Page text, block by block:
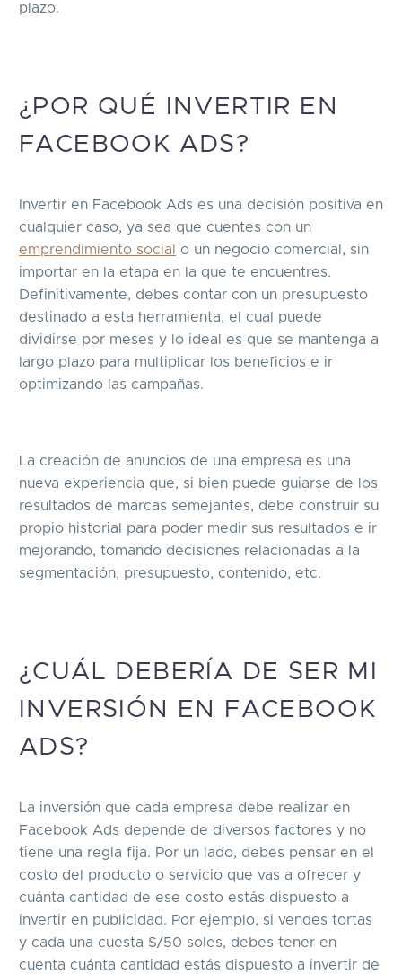
plazo.
¿POR QUÉ INVERTIR EN
FACEBOOK ADS?
Invertir en Facebook Ads es una decisión positiva en
cualquier caso, ya sea que cuentes con un
emprendimiento social
o un negocio comercial, sin
importar en la etapa en la que te encuentres.
Definitivamente, debes contar con un presupuesto
destinado a esta herramienta, el cual puede
dividirse por meses y lo ideal es que se mantenga a
largo plazo para multiplicar los beneficios e ir
optimizando las campañas.
La creación de anuncios de una empresa es una
nueva experiencia que, si bien puede guiarse de los
resultados de marcas semejantes, debe construir su
propio historial para poder medir sus resultados e ir
mejorando, tomando decisiones relacionadas a la
segmentación, presupuesto, contenido, etc.
¿CUÁL DEBERÍA DE SER MI
INVERSIÓN EN FACEBOOK
ADS?
La inversión que cada empresa debe realizar en
Facebook Ads depende de diversos factores y no
tiene una regla fija. Por un lado, debes pensar en el
costo del producto o servicio que vas a ofrecer y
cuánta cantidad de ese costo estás dispuesto a
invertir en publicidad. Por ejemplo, si vendes tortas
y cada una cuesta S/50 soles, debes tener en
cuenta cuánta cantidad estás dispuesto a invertir de